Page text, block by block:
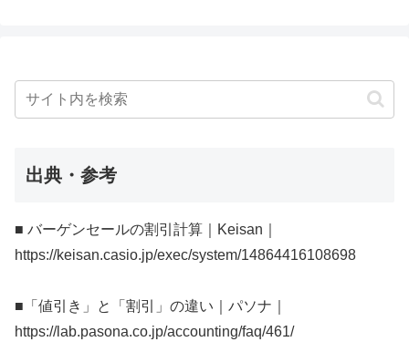
出典・参考
■ バーゲンセールの割引計算｜Keisan｜
https://keisan.casio.jp/exec/system/14864416108698
■「値引き」と「割引」の違い｜パソナ｜
https://lab.pasona.co.jp/accounting/faq/461/